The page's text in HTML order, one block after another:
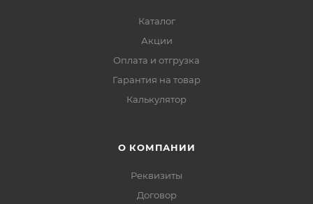
Каталог
Акции
Оплата и отгрузка
Гарантия на товар
Калькулятор
О КОМПАНИИ
Реквизиты
Договор